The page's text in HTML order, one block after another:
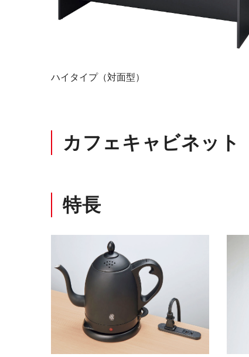
ハイタイプ（対面型）
カフェキャビネット
特長